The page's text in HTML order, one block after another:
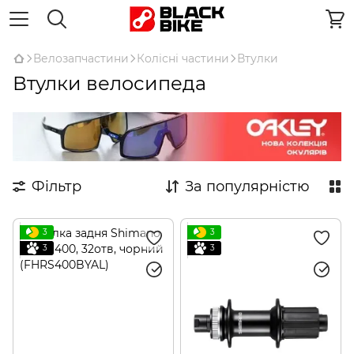
Велозапчастини Колісні частини Втулки
Втулки велосипеда
Фільтр За популярністю
3
3
3
3